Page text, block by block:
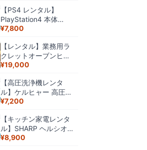
グ リュミエリーナ 高級
ドライヤー 人気ドライ
ヤー レンタルドライヤ
試しドライヤー お試し
美容家電 エイジング
ケア アンチエイジング
【PS4 レンタル】
PlayStation4 本体
500GB 1ヶ月レンタル
PS4 ゲーム機 レンタル
¥7,800
【レンタル】業務用ラ
クレットオーブンヒー
ター“チーズ付きセッ
ン ラクレットヒーター
ラクレットチーズ
¥19,000
【高圧洗浄機レンタ
ル】ケルヒャー 高圧洗
浄機 K3サイレント
ダセット 4日間 格安レ
ンタル KARCHER 掃除
家電レンタル
¥7,200
【キッチン家電レンタ
ル】SHARP ヘルシオ
ホットクック KN-
¥8,900